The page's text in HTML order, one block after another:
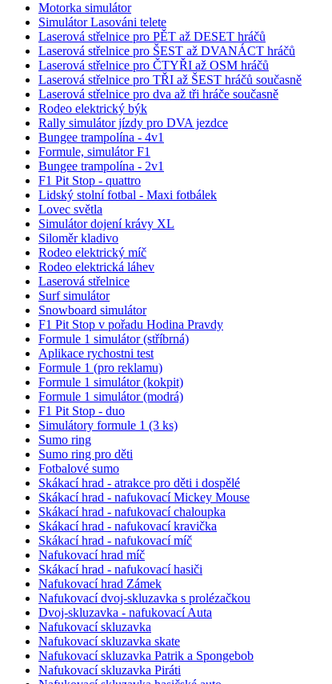
Motorka simulátor
Simulátor Lasováni telete
Laserová střelnice pro PĚT až DESET hráčů
Laserová střelnice pro ŠEST až DVANÁCT hráčů
Laserová střelnice pro ČTYŘI až OSM hráčů
Laserová střelnice pro TŘI až ŠEST hráčů současně
Laserová střelnice pro dva až tři hráče současně
Rodeo elektrický býk
Rally simulátor jízdy pro DVA jezdce
Bungee trampolína - 4v1
Formule, simulátor F1
Bungee trampolína - 2v1
F1 Pit Stop - quattro
Lidský stolní fotbal - Maxi fotbálek
Lovec světla
Simulátor dojení krávy XL
Siloměr kladivo
Rodeo elektrický míč
Rodeo elektrická láhev
Laserová střelnice
Surf simulátor
Snowboard simulátor
F1 Pit Stop v pořadu Hodina Pravdy
Formule 1 simulátor (stříbrná)
Aplikace rychostni test
Formule 1 (pro reklamu)
Formule 1 simulátor (kokpit)
Formule 1 simulátor (modrá)
F1 Pit Stop - duo
Simulátory formule 1 (3 ks)
Sumo ring
Sumo ring pro děti
Fotbalové sumo
Skákací hrad - atrakce pro děti i dospělé
Skákací hrad - nafukovací Mickey Mouse
Skákací hrad - nafukovací chaloupka
Skákací hrad - nafukovací kravička
Skákací hrad - nafukovací míč
Nafukovací hrad míč
Skákací hrad - nafukovací hasiči
Nafukovací hrad Zámek
Nafukovací dvoj-skluzavka s prolézačkou
Dvoj-skluzavka - nafukovací Auta
Nafukovací skluzavka
Nafukovací skluzavka skate
Nafukovací skluzavka Patrik a Spongebob
Nafukovací skluzavka Piráti